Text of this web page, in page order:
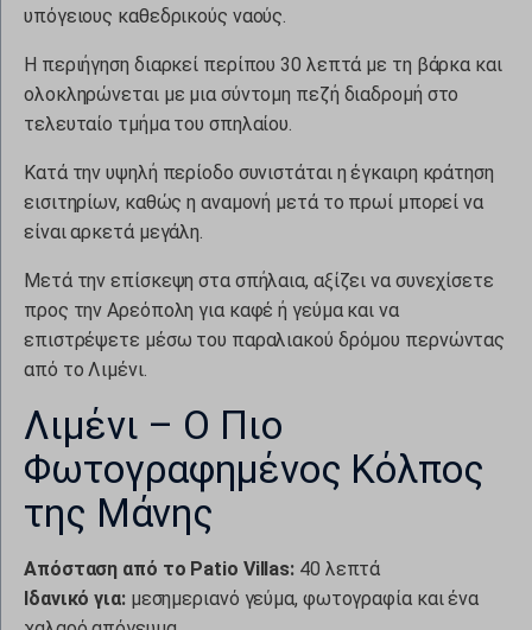
υπόγειους καθεδρικούς ναούς.
Η περιήγηση διαρκεί περίπου 30 λεπτά με τη βάρκα και
ολοκληρώνεται με μια σύντομη πεζή διαδρομή στο
τελευταίο τμήμα του σπηλαίου.
Κατά την υψηλή περίοδο συνιστάται η έγκαιρη κράτηση
εισιτηρίων, καθώς η αναμονή μετά το πρωί μπορεί να
είναι αρκετά μεγάλη.
Μετά την επίσκεψη στα σπήλαια, αξίζει να συνεχίσετε
προς την Αρεόπολη για καφέ ή γεύμα και να
επιστρέψετε μέσω του παραλιακού δρόμου περνώντας
από το Λιμένι.
Λιμένι – Ο Πιο
Φωτογραφημένος Κόλπος
της Μάνης
Απόσταση από το Patio Villas: 40 λεπτά
Ιδανικό για:μεσημεριανό γεύμα, φωτογραφία και ένα